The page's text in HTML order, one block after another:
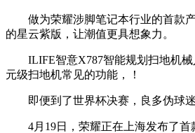
做为荣耀涉脚笔记本行业的首款产
的星云紫版，让潮值更具想象力。
ILIFE智意X787智能规划扫地机械
元级扫地机常见的功能，！
即便到了世界杯决赛，良多伪球迷
4月19日，荣耀正在上海发布了首